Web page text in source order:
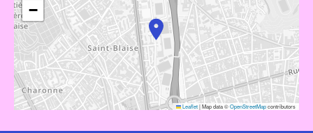
−
Leaflet|Map data ©OpenStreetMapcontributors